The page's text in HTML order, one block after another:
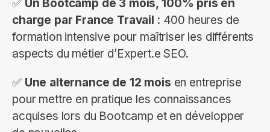
✅ Un Bootcamp de 3 mois, 100% pris en
charge par France Travail : 400 heures de
formation intensive pour maîtriser les différents
aspects du métier d’Expert.e SEO.
✅ Une alternance de 12 mois en entreprise
pour mettre en pratique les connaissances
acquises lors du Bootcamp et en développer